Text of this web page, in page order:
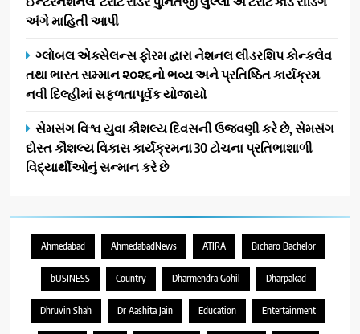
અંગે માહિતી આપી
ગ્લોબલ એક્સેલન્સ ફોરમ દ્વારા નેશનલ લીડરશિપ કોન્કલેવ
તથા ભારત સમ્માન ૨૦૨૬નો ભવ્ય અને પ્રતિષ્ઠિત કાર્યક્રમ
નવી દિલ્હીમાં સફળતાપૂર્વક યોજાયો
સેમસંગ વિશ્વ યુવા કૌશલ્ય દિવસની ઉજવણી કરે છે, સેમસંગ
દોસ્ત કૌશલ્ય વિકાસ કાર્યક્રમના 30 ટોચના પ્રતિભાશાળી
વિદ્યાર્થીઓનું સન્માન કરે છે
Ahmedabad AhmedabadNews ATIRA Bicharo Bachelor
bUSINESS Country Dharmendra Gohil Dharpakad
Dhruvin Shah Dr Aashita Jain Education Entertainment